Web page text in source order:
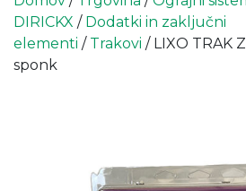
DIRICKX / Dodatki in zaključni
elementi / Trakovi / LIXO TRAK
sponk